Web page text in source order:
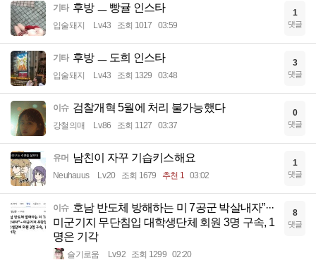
기타 후방 ㅡ 빵귤 인스타
입술돼지 Lv.43 조회 1017 03:59
1
댓글
기타 후방 ㅡ 도희 인스타
입술돼지 Lv.43 조회 1329 03:48
3
댓글
이슈 검찰개혁 5월에 처리 불가능했다
강철의매 Lv.86 조회 1127 03:37
0
댓글
유머 남친이 자꾸 기습키스해요
Neuhauus Lv.20 조회 1679 추천 1 03:02
1
댓글
이슈 호남 반도체 방해하는 미 7공군 박살내자”···
미군기지 무단침입 대학생단체 회원 3명 구속, 1
명은 기각
슬기로움 Lv.92 조회 1299 02:20
8
댓글